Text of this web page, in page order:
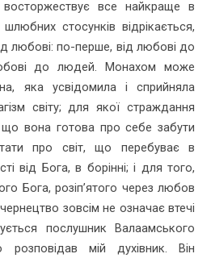
все найкраще в
стосунків відрікається,
любові: по-перше, від любові до
до людей. Монахом може
яка усвідомила і сприйняла
світу; для якої страждання
що вона готова про себе забути
про світ, що перебуває в
від Бога, в борінні; і для того,
Бога, розіп’ятого через любов
зовсім не означає втечі
послушник Валаамського
мій духівник. Він